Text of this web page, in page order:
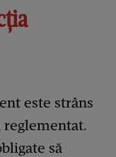
este strâns
reglementat.
să